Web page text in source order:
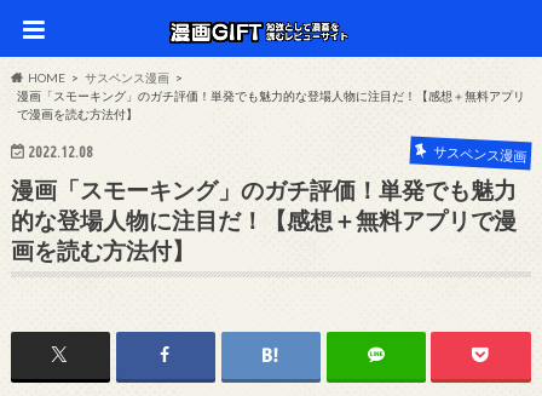
HOME
サスペンス漫画
漫画「スモーキング」のガチ評価！単発でも魅力的な登場人物に注目だ！【感想＋無料アプリ
で漫画を読む方法付】
2022.12.08 サスペンス漫画
漫画「スモーキング」のガチ評価！単発でも魅力
的な登場人物に注目だ！【感想＋無料アプリで漫
画を読む方法付】